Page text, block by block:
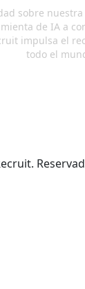
sobre
de IA a
impulsa el
todo el
.